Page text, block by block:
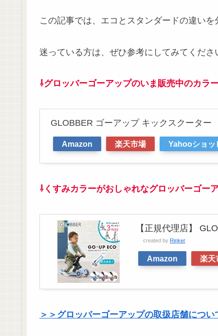
この記事では、エコとスタンダードの違い
迷っている方は、ぜひ参考にしてみてくださ
⇩グロッバーゴーアップのいま販売中のカラ
GLOBBER ゴーアップ キックスクーター
Amazon 楽天市場 Yahooショッ
⇩くすみカラーがおしゃれなグロッバーゴー
【正規代理店】
created by Rinker
Amazon 楽天
＞＞グロッバーゴーアップの取扱店舗につ